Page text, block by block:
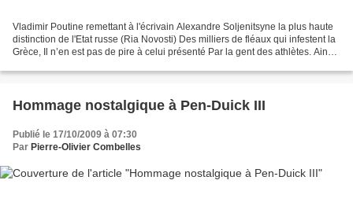
Vladimir Poutine remettant à l'écrivain Alexandre Soljenitsyne la plus haute
distinction de l'Etat russe (Ria Novosti) Des milliers de fléaux qui infestent la
Grèce, Il n’en est pas de pire à celui présenté Par la gent des athlètes. Ainsi,
Hommage nostalgique à Pen-Duick III
Publié le 17/10/2009 à 07:30
Par Pierre-Olivier Combelles